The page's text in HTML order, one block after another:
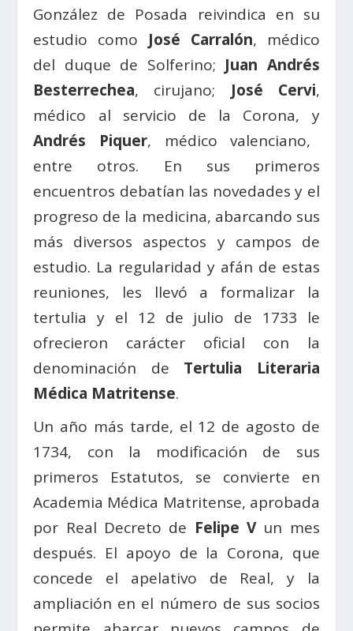
González de Posada reivindica en su
estudio como José Carralón, médico
del duque de Solferino; Juan Andrés
Besterrechea, cirujano; José Cervi,
médico al servicio de la Corona, y
Andrés Piquer, médico valenciano,
entre otros. En sus primeros
encuentros debatían las novedades y el
progreso de la medicina, abarcando sus
más diversos aspectos y campos de
estudio. La regularidad y afán de estas
reuniones, les llevó a formalizar la
tertulia y el 12 de julio de 1733 le
ofrecieron carácter oficial con la
denominación de Tertulia Literaria
Médica Matritense.
Un año más tarde, el 12 de agosto de
1734, con la modificación de sus
primeros Estatutos, se convierte en
Academia Médica Matritense, aprobada
por Real Decreto de Felipe Vun mes
después. El apoyo de la Corona, que
concede el apelativo de Real, y la
ampliación en el número de sus socios